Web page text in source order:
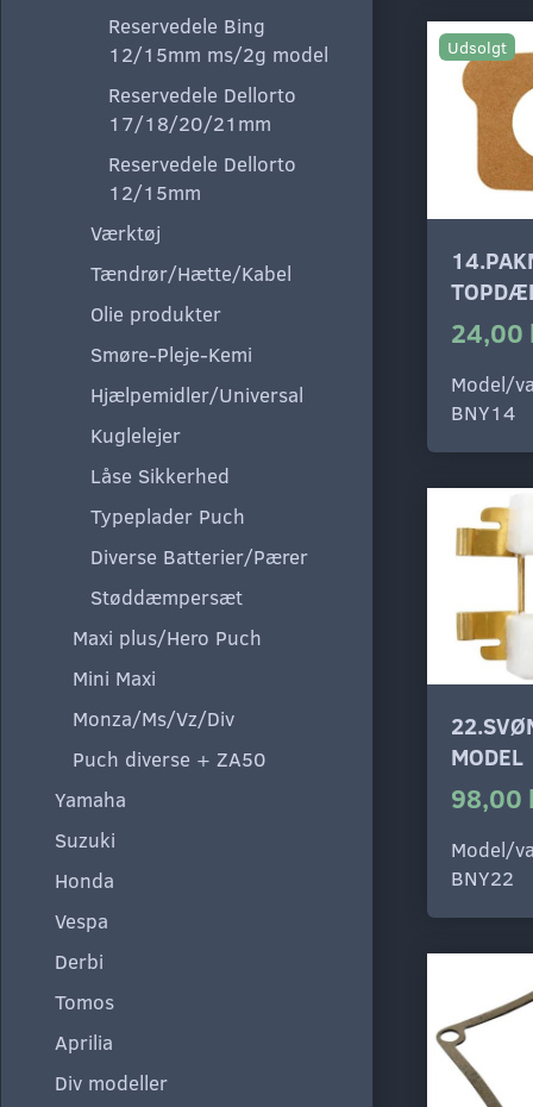
Reservedele Bing
12/15mm ms/2g model
Reservedele Dellorto
17/18/20/21mm
Reservedele Dellorto
12/15mm
Værktøj
Tændrør/Hætte/Kabel
Olie produkter
Smøre-Pleje-Kemi
Hjælpemidler/Universal
Kuglelejer
Låse Sikkerhed
Typeplader Puch
Diverse Batterier/Pærer
Støddæmpersæt
Maxi plus/Hero Puch
Mini Maxi
Monza/Ms/Vz/Div
Puch diverse + ZA50
Yamaha
Suzuki
Honda
Vespa
Derbi
Tomos
Aprilia
Div modeller
Udsolgt
24,00
Model/
BNY14
MODEL
98,00
Model/
BNY22